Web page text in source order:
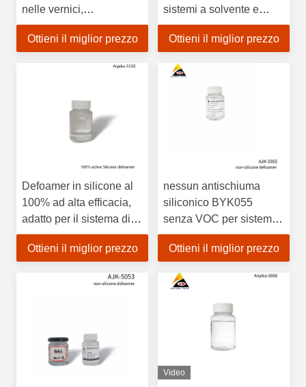
nelle vernici,
formulazioni di vernici a
colori inibizione della
Ottieni il miglior prezzo
sistemi a solvente e
senza solvente
superficie lucida senza
Ottieni il miglior prezzo
Defoamer in silicone al
100% ad alta efficacia,
adatto per il sistema di
resina epossidica 128
con elevata trasparenza
Ottieni il miglior prezzo
nessun antischiuma
siliconico BYK055
senza VOC per sistemi
di rivestimento e
inchiostro a base
polimerizzazione UV
Ottieni il miglior prezzo
Video